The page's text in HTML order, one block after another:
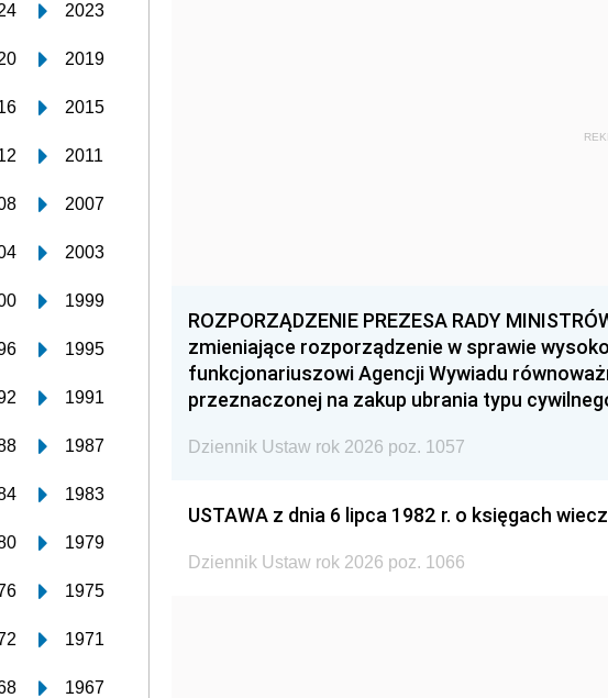
2023
2019
2015
2011
2007
2003
1999
1995
1991
1987
1983
1979
1975
1971
1967
ROZPORZĄDZENIE PREZESA RADY
zmieniające rozporządzenie w sprawie
funkcjonariuszowi Agencji Wywiadu
przeznaczonej na zakup ubrania typu
Dziennik Ustaw rok 2026 poz. 1057
USTAWA z dnia 6 lipca 1982 r. o księgach
Dziennik Ustaw rok 2026 poz. 1066